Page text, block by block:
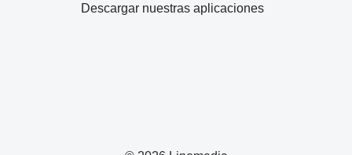
Descargar nuestras aplicaciones